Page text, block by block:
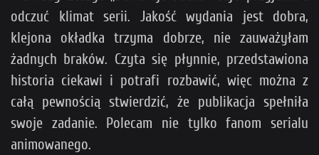
odczuć klimat serii. Jakość wydania jest dobra,
klejona okładka trzyma dobrze, nie zauważyłam
żadnych braków. Czyta się płynnie, przedstawiona
historia ciekawi i potrafi rozbawić, więc można z
całą pewnością stwierdzić, że publikacja spełniła
swoje zadanie. Polecam nie tylko fanom serialu
animowanego.